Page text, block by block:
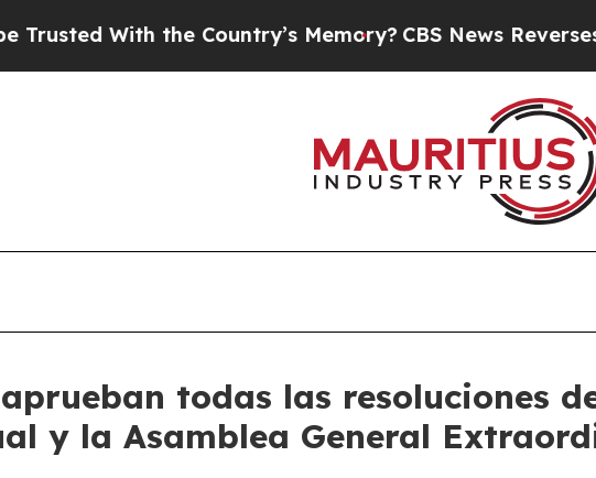
With the Country’s Memory?CBS News Reverses
todas las resoluciones
y la Asamblea General